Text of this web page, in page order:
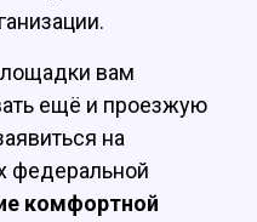
вам
ещё и проезжую
на
федеральной
комфортной